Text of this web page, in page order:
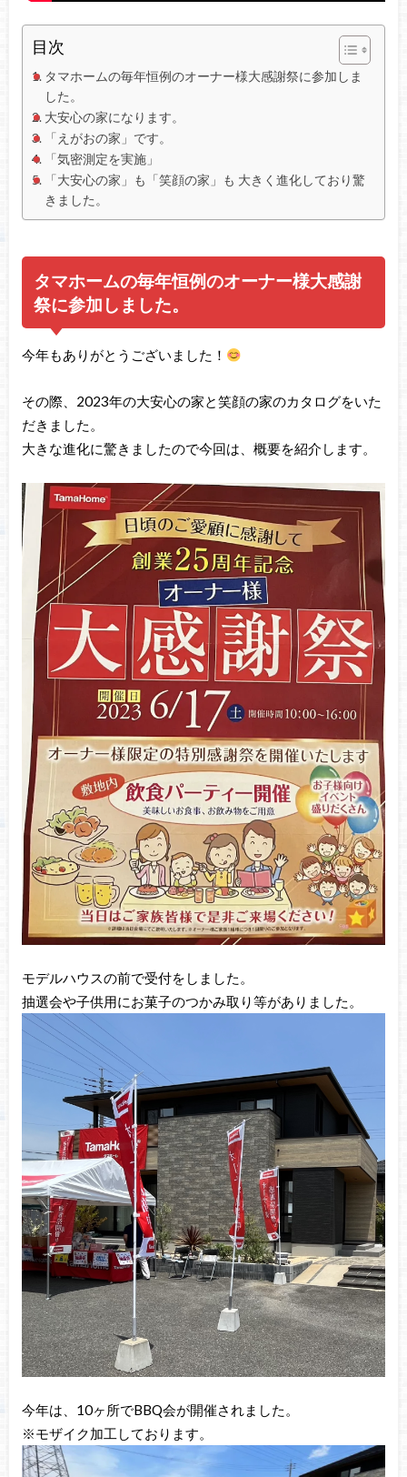
目次
タマホームの毎年恒例のオーナー様大感謝祭に参加しま
した。
大安心の家になります。
「えがおの家」です。
「気密測定を実施」
「大安心の家」も「笑顔の家」も 大きく進化しており驚
きました。
タマホームの毎年恒例のオーナー様大感謝
祭に参加しました。
今年もありがとうございました！
その際、2023年の大安心の家と笑顔の家のカタログをいた
だきました。
大きな進化に驚きましたので今回は、概要を紹介します。
モデルハウスの前で受付をしました。
抽選会や子供用にお菓子のつかみ取り等がありました。
今年は、10ヶ所でBBQ会が開催されました。
※モザイク加工しております。